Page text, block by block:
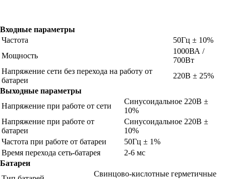
Входные параметры
Частота
50Гц ± 10%
Мощность
1000ВА /
700Вт
Напряжение сети без перехода на работу от
батареи
220В ± 25%
Выходные параметры
Напряжение при работе от сети
Синусоидальное 220В ±
10%
Напряжение при работе от
батареи
Синусоидальное 220В ±
10%
Частота при работе от батареи
50Гц ± 1%
Время перехода сеть-батарея
2-6 мс
Батареи
Свинцово-кислотные герметичные